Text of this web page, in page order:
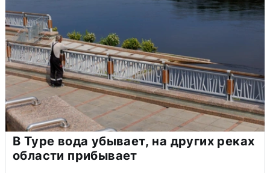
В Туре вода убывает, на других реках
области прибывает